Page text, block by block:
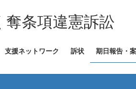
奪条項違憲訴訟
支援ネットワーク 訴状 期日報告・